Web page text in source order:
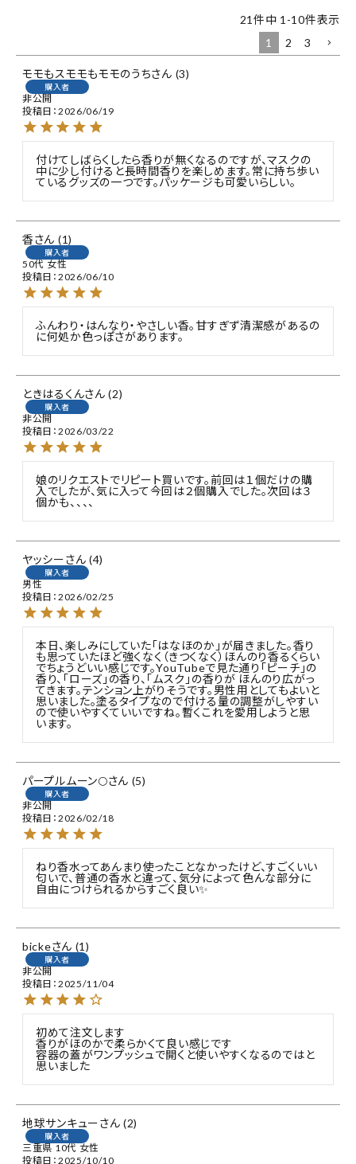
21 件中 1 -10件表示
1
2 3
モモもスモモもモモのうち 3
購入者
非公開
投稿日 2026/06/19
付けてしばらくしたら香りが無くなるのですが、マスクの
中に少し付けると長時間香りを楽しめます。常に持ち歩い
ているグッズの一つです。パッケージも可愛いらしい。
香 1
購入者
50代女性
投稿日 2026/06/10
ふんわり・はんなり・やさしい香。甘すぎず清潔感があるの
に何処か色っぽさがあります。
ときはるくん 2
購入者
非公開
投稿日 2026/03/22
娘のリクエストでリピート買いです。前回は１個だけの購
入でしたが、気に入って今回は２個購入でした。次回は３
個かも、、、、
ヤッシー 4
購入者
男性
投稿日 2026/02/25
本日、楽しみにしていた「はなほのか」が届きました。香り
も思っていたほど強くなく（きつくなく）ほんのり香るくらい
でちょうどいい感じです。YouTubeで見た通り「ピーチ」の
香り、「ローズ」の香り、「ムスク」の香りが ほんのり広がっ
てきます。テンション上がりそうです。男性用としてもよいと
思いました。塗るタイプなので付ける量の調整がしやすい
ので使いやすくていいですね。暫くこれを愛用しようと思
います。
パープルムーン🌕 5
購入者
非公開
投稿日 2026/02/18
ねり香水ってあんまり使ったことなかったけど、すごくいい
匂いで、普通の香水と違って、気分によって色んな部分に
自由につけられるからすごく良い✨
bicke 1
購入者
非公開
投稿日 2025/11/04
初めて注文します
香りがほのかで柔らかくて良い感じです
容器の蓋がワンプッシュで開くと使いやすくなるのではと
思いました
地球サンキュー 2
購入者
三重県10代女性
投稿日 2025/10/10